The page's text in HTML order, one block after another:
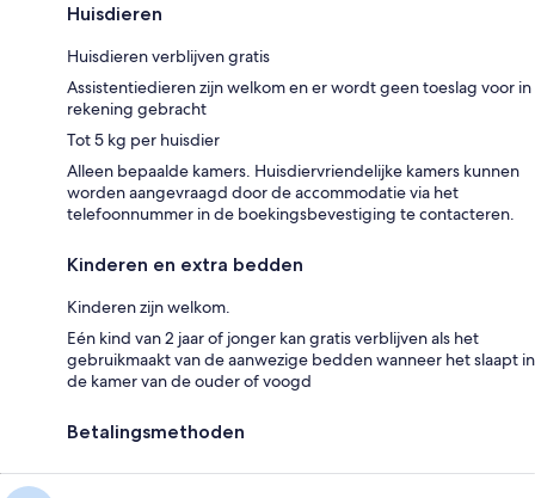
Huisdieren
Huisdieren verblijven gratis
Assistentiedieren zijn welkom en er wordt geen toeslag voor in
rekening gebracht
Tot 5 kg per huisdier
Alleen bepaalde kamers. Huisdiervriendelijke kamers kunnen
worden aangevraagd door de accommodatie via het
telefoonnummer in de boekingsbevestiging te contacteren.
Kinderen en extra bedden
Kinderen zijn welkom.
Eén kind van 2 jaar of jonger kan gratis verblijven als het
gebruikmaakt van de aanwezige bedden wanneer het slaapt in
de kamer van de ouder of voogd
Betalingsmethoden